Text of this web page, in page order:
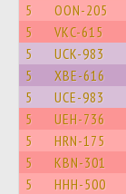
5 OON-205
5 VKC-615
5 UCK-983
5 XBE-616
5 UCE-983
5 UEH-736
5 HRN-175
5 KBN-301
5 HHH-500